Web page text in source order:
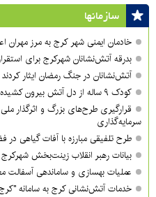
سازمان‎ها
خادمان ایمنی شهر کرج به مرز مهران
بدرقه آتش‌نشانان شهرکرج برای
آتش‌نشانان در جنگ رمضان ایثار کردند
کودک ۹ ساله از دل آتش بیرون کشیده شد
قرارگیری طرح‌های بزرگ و اثرگذار
سرمایه‌گذاری
طرح تلفیقی مبارزه با آفات گیاهی
بیانات رهبر انقلاب زینت‌بخش
عملیات بهسازی و ساماندهی آسفالت
خدمات آتش‌نشانی کرج به سامانه